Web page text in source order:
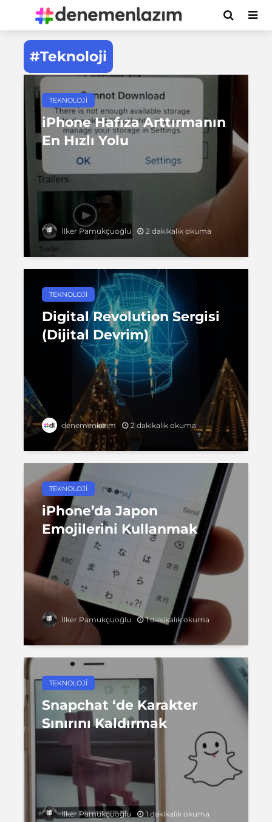
#Teknoloji
TEKNOLOJI
iPhone Hafıza Arttırmanın
En Hızlı Yolu
İlker Pamukçuoğlu 2 dakikalık okuma
TEKNOLOJI
Digital Revolution Sergisi
(Dijital Devrim)
denemenlazım 2 dakikalık okuma
TEKNOLOJI
iPhone’da Japon
Emojilerini Kullanmak
İlker Pamukçuoğlu 1 dakikalık okuma
TEKNOLOJI
Snapchat ‘de Karakter
Sınırını Kaldırmak
İlker Pamukçuoğlu 1 dakikalık okuma